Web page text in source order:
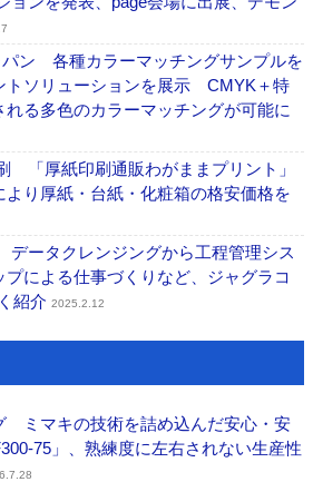
パン 各種カラーマッチングサンプルを
トソリューションを展示 CMYK＋特
る多色のカラーマッチングが可能に
「厚紙印刷通販わがままプリント」
より厚紙・台紙・化粧箱の格安価格を
データクレンジングから工程管理シス
による仕事づくりなど、ジャグラコ
紹介 2025.2.12
ミマキの技術を詰め込んだ安心・安
75」、熟練度に左右されない生産性